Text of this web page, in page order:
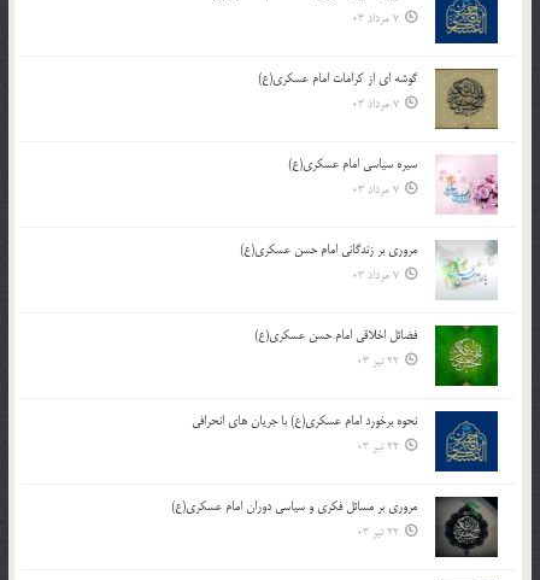
7 مرداد 03
گوشه ای از کرامات امام عسکری(ع)
7 مرداد 03
سیره سیاسی امام عسکری(ع)
7 مرداد 03
مروری بر زندگانی امام حسن عسکری(ع)
7 مرداد 03
فضائل اخلاقی امام حسن عسکری(ع)
22 تیر 03
نحوه برخورد امام عسکری(ع) با جریان های انحرافی
22 تیر 03
مروری بر مسائل فکری و سیاسی دوران امام عسکری(ع)
22 تیر 03